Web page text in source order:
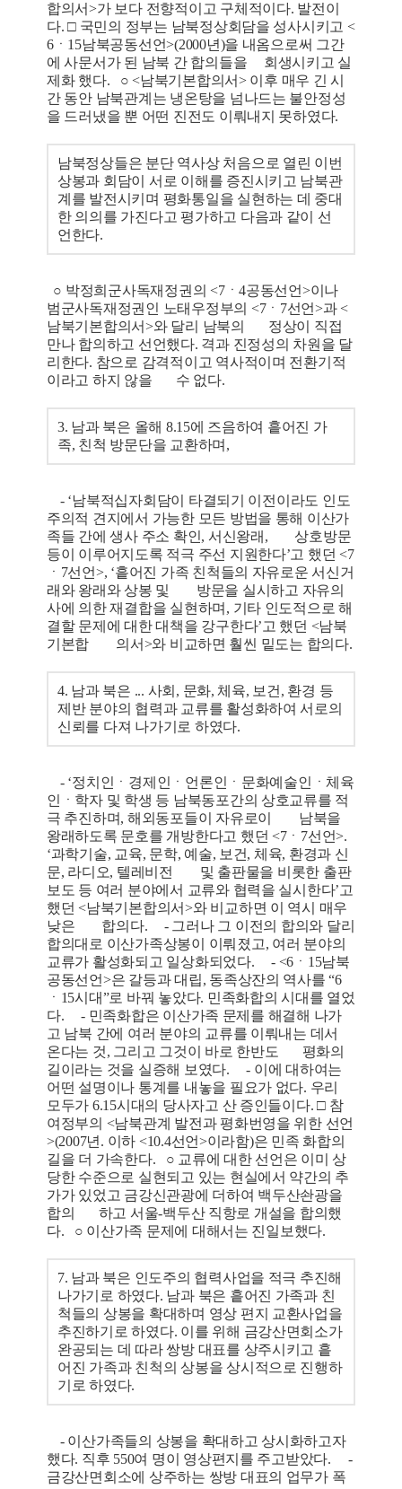
합의서>가 보다 전향적이고 구체적이다. 발전이
다. □ 국민의 정부는 남북정상회담을 성사시키고 <
6ㆍ15남북공동선언>(2000년)을 내옴으로써 그간
에 사문서가 된 남북 간 합의들을 회생시키고 실
제화 했다. ○ <남북기본합의서> 이후 매우 긴 시
간 동안 남북관계는 냉온탕을 넘나드는 불안정성
을 드러냈을 뿐 어떤 진전도 이뤄내지 못하였다.
남북정상들은 분단 역사상 처음으로 열린 이번
상봉과 회담이 서로 이해를 증진시키고 남북관
계를 발전시키며 평화통일을 실현하는 데 중대
한 의의를 가진다고 평가하고 다음과 같이 선
언한다.
○ 박정희군사독재정권의 <7ㆍ4공동선언>이나
범군사독재정권인 노태우정부의 <7ㆍ7선언>과 <
남북기본합의서>와 달리 남북의 정상이 직접
만나 합의하고 선언했다. 격과 진정성의 차원을 달
리한다. 참으로 감격적이고 역사적이며 전환기적
이라고 하지 않을 수 없다.
3. 남과 북은 올해 8.15에 즈음하여 흩어진 가
족, 친척 방문단을 교환하며,
- ‘남북적십자회담이 타결되기 이전이라도 인도
주의적 견지에서 가능한 모든 방법을 통해 이산가
족들 간에 생사 주소 확인, 서신왕래, 상호방문
등이 이루어지도록 적극 주선 지원한다’고 했던 <7
ㆍ7선언>, ‘흩어진 가족 친척들의 자유로운 서신거
래와 왕래와 상봉 및 방문을 실시하고 자유의
사에 의한 재결합을 실현하며, 기타 인도적으로 해
결할 문제에 대한 대책을 강구한다’고 했던 <남북
기본합 의서>와 비교하면 훨씬 밑도는 합의다.
4. 남과 북은 ... 사회, 문화, 체육, 보건, 환경 등
제반 분야의 협력과 교류를 활성화하여 서로의
신뢰를 다져 나가기로 하였다.
- ‘정치인ㆍ경제인ㆍ언론인ㆍ문화예술인ㆍ체육
인ㆍ학자 및 학생 등 남북동포간의 상호교류를 적
극 추진하며, 해외동포들이 자유로이 남북을
왕래하도록 문호를 개방한다고 했던 <7ㆍ7선언>.
‘과학기술, 교육, 문학, 예술, 보건, 체육, 환경과 신
문, 라디오, 텔레비전 및 출판물을 비롯한 출판
보도 등 여러 분야에서 교류와 협력을 실시한다’고
했던 <남북기본합의서>와 비교하면 이 역시 매우
낮은 합의다. - 그러나 그 이전의 합의와 달리
합의대로 이산가족상봉이 이뤄졌고, 여러 분야의
교류가 활성화되고 일상화되었다. - <6ㆍ15남북
공동선언>은 갈등과 대립, 동족상잔의 역사를 “6
ㆍ15시대”로 바꿔 놓았다. 민족화합의 시대를 열었
다. - 민족화합은 이산가족 문제를 해결해 나가
고 남북 간에 여러 분야의 교류를 이뤄내는 데서
온다는 것, 그리고 그것이 바로 한반도 평화의
길이라는 것을 실증해 보였다. - 이에 대하여는
어떤 설명이나 통계를 내놓을 필요가 없다. 우리
모두가 6.15시대의 당사자고 산 증인들이다. □ 참
여정부의 <남북관계 발전과 평화번영을 위한 선언
>(2007년. 이하 <10.4선언>이라함)은 민족 화합의
길을 더 가속한다. ○ 교류에 대한 선언은 이미 상
당한 수준으로 실현되고 있는 현실에서 약간의 추
가가 있었고 금강신관광에 더하여 백두산솬광을
합의 하고 서울-백두산 직항로 개설을 합의했
다. ○ 이산가족 문제에 대해서는 진일보했다.
7. 남과 북은 인도주의 협력사업을 적극 추진해
나가기로 하였다. 남과 북은 흩어진 가족과 친
척들의 상봉을 확대하며 영상 편지 교환사업을
추진하기로 하였다. 이를 위해 금강산면회소가
완공되는 데 따라 쌍방 대표를 상주시키고 흩
어진 가족과 친척의 상봉을 상시적으로 진행하
기로 하였다.
- 이산가족들의 상봉을 확대하고 상시화하고자
했다. 직후 550여 명이 영상편지를 주고받았다. -
금강산면회소에 상주하는 쌍방 대표의 업무가 폭